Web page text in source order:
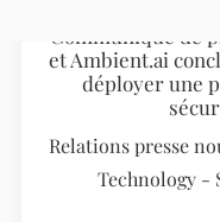
Communiqué de
et Ambient.ai
déployer une
Relations presse
Technology -